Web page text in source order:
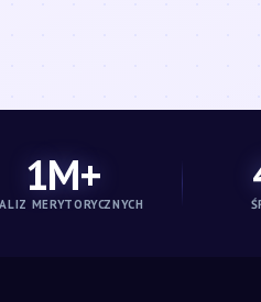
1M+
MERYTORYCZNYCH